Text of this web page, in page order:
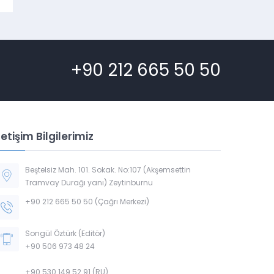
+90 212 665 50 50
Bilgilerimiz
Beştelsiz Mah. 101. Sokak. No:107 (Akşemsettin
Tramvay Durağı yanı) Zeytinburnu
+90 212 665 50 50 (Çağrı Merkezi)
Songül Öztürk (Editör)
+90 506 973 48 24